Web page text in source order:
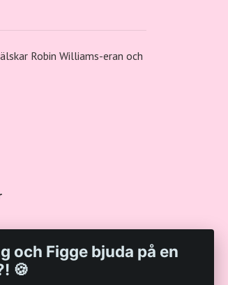
älskar Robin Williams-eran och
och Figge bjuda på en
🍪